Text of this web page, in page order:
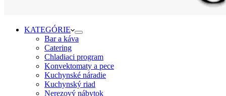
KATEGÓRIE
Bar a káva
Catering
Chladiaci program
Konvektomaty a pece
Kuchynské náradie
Kuchynský riad
Nerezový nábytok